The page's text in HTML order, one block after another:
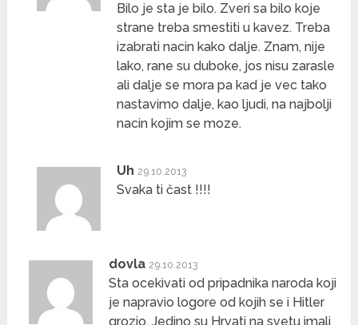
Bilo je sta je bilo. Zveri sa bilo koje
strane treba smestiti u kavez. Treba
izabrati nacin kako dalje. Znam, nije
lako, rane su duboke, jos nisu zarasle
ali dalje se mora pa kad je vec tako
nastavimo dalje, kao ljudi, na najbolji
nacin kojim se moze.
Uh 29.10.2013
Svaka ti čast !!!!
dovla 29.10.2013
Sta ocekivati od pripadnika naroda koji
je napravio logore od kojih se i Hitler
grozio. Jedino su Hrvati na svetu imali